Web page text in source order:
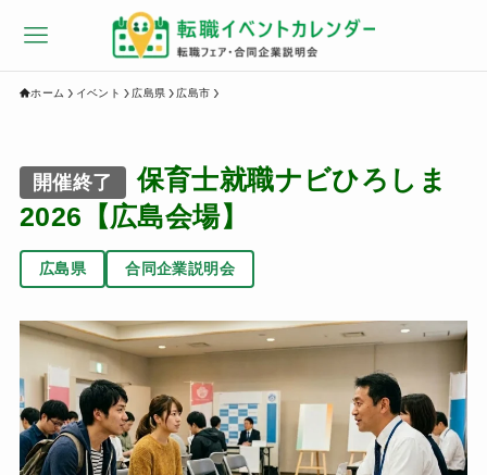
ホーム イベント 広島県 広島市
開催終了
保育士就職ナビひろしま
2026【広島会場】
広島県 合同企業説明会